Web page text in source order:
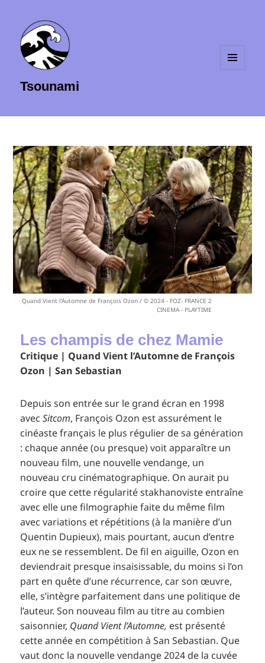
Tsounami
Quand Vient l’Automne de François Ozon / © 2024 - FOZ- FRANCE 2
CINEMA - PLAYTIME
Les champis de chez Mamie
Critique | Quand Vient l’Automne de François
Ozon | San Sebastian
Depuis son entrée sur le grand écran en 1998
avecSitcom, François Ozon est assurément le
cinéaste français le plus régulier de sa génération
: chaque année (ou presque) voit apparaître un
nouveau film, une nouvelle vendange, un
nouveau cru cinématographique. On aurait pu
croire que cette régularité stakhanoviste entraîne
avec elle une filmographie faite du même film
avec variations et répétitions (à la manière d’un
Quentin Dupieux), mais pourtant, aucun d’entre
eux ne se ressemblent. De fil en aiguille, Ozon en
deviendrait presque insaisissable, du moins si l’on
part en quête d’une récurrence, car son œuvre,
elle, s’intègre parfaitement dans une politique de
l’auteur. Son nouveau film au titre au combien
saisonnier, Quand Vient l’Automne, est présenté
cette année en compétition à San Sebastian. Que
vaut donc la nouvelle vendange 2024 de la cuvée